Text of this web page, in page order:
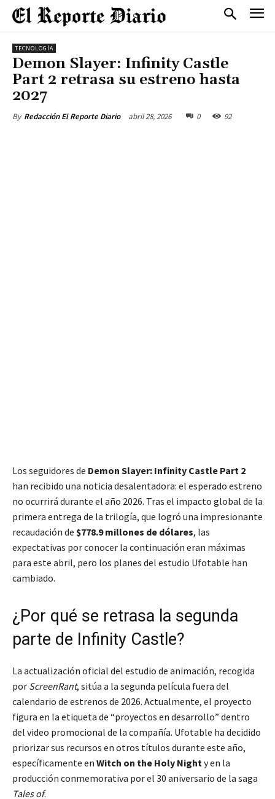
TECNOLOGÍA
Demon Slayer: Infinity Castle
Part 2 retrasa su estreno hasta
2027
By Redacción El Reporte Diario abril 28, 2026 0 92
Los seguidores de Demon Slayer: Infinity Castle Part 2
han recibido una noticia desalentadora: el esperado estreno
no ocurrirá durante el año 2026. Tras el impacto global de la
primera entrega de la trilogía, que logró una impresionante
recaudación de $778.9 millones de dólares, las
expectativas por conocer la continuación eran máximas
para este abril, pero los planes del estudio Ufotable han
cambiado.
¿Por qué se retrasa la segunda
parte de Infinity Castle?
La actualización oficial del estudio de animación, recogida
por ScreenRant, sitúa a la segunda película fuera del
calendario de estrenos de 2026. Actualmente, el proyecto
figura en la etiqueta de “proyectos en desarrollo” dentro
del video promocional de la compañía. Ufotable ha decidido
priorizar sus recursos en otros títulos durante este año,
específicamente en Witch on the Holy Nighty en la
producción conmemorativa por el 30 aniversario de la saga
Tales of.